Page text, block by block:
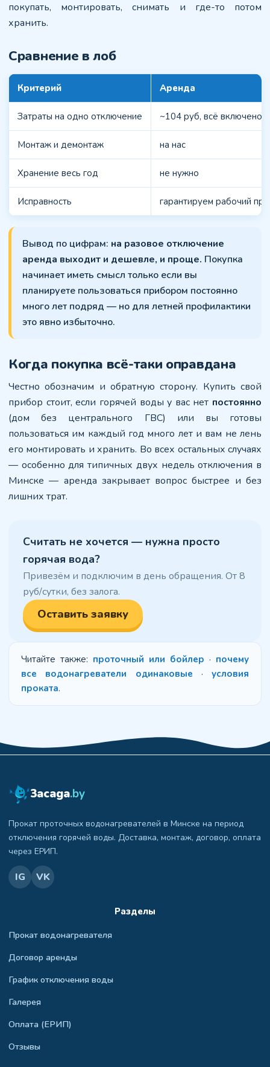
покупать, монтировать, снимать и где-то потом
хранить.
Сравнение в лоб
Критерий Аренда
Затраты на одно отключение ~104 руб, всё включено
Монтаж и демонтаж на нас
Хранение весь год не нужно
Исправность гарантируем рабочий
Вывод по цифрам: на разовое отключение
аренда выходит и дешевле, и проще. Покупка
начинает иметь смысл только если вы
планируете пользоваться прибором постоянно
много лет подряд — но для летней профилактики
это явно избыточно.
Когда покупка всё-таки оправдана
Честно обозначим и обратную сторону. Купить свой
прибор стоит, если горячей воды у вас нет постоянно
(дом без центрального ГВС) или вы готовы
пользоваться им каждый год много лет и вам не лень
его монтировать и хранить. Во всех остальных случаях
— особенно для типичных двух недель отключения в
Минске — аренда закрывает вопрос быстрее и без
лишних трат.
Считать не хочется — нужна просто
горячая вода?
Привезём и подключим в день обращения. От 8
руб/сутки, без залога.
Оставить заявку
Читайте также: проточный или бойлер · почему
все водонагреватели одинаковые · условия
проката.
3acaga.by
Прокат проточных водонагревателей в Минске на период
отключения горячей воды. Доставка, монтаж, договор, оплата
через ЕРИП.
IG VK
Разделы
Прокат водонагревателя
Договор аренды
График отключения воды
Галерея
Оплата (ЕРИП)
Отзывы